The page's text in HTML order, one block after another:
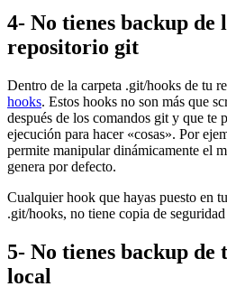
4- No tienes backup de
repositorio git
Dentro de la carpeta .git/hooks de tu
hooks. Estos hooks no son más que
después de los comandos git y que te
ejecución para hacer «cosas». Por
permite manipular dinámicamente el
genera por defecto.
Cualquier hook que hayas puesto en
.git/hooks, no tiene copia de
5- No tienes backup
local